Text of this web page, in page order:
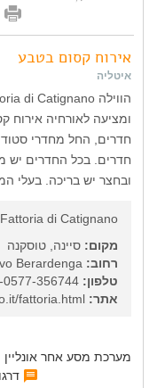
אירוח קסום בטבע
איטליה
ומציעה לאורחיה אירוח
חדרים, החל מחדרי
חדרים. בכל החדרים יש
ובחצר יש בריכה. בעלי
Fattoria di Catignano
מקום: סיינה, טוסקנה
רחוב:
טלפון:
אתר:
מערכת מסע אחר אונליין